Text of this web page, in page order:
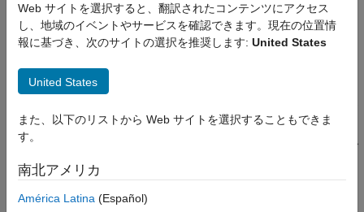
データのインポートと解析
データ探索
グラフィックス
プロットの作成
説明
タスクを開く
ライブ エディターでの可視化の対話的な作成と確認
説明
よび確認できます。可視化はカテゴリのリストから選択するか、
ワークスペース変数に基づくタスクの推奨に従います。このタス
化にラベルが追加されます。
このタスクを使用すると、次を行うことができます。
Web サイトを選択すると、翻訳されたコンテンツにアクセス
し、地域のイベントやサービスを確認できます。現在の位置情
報に基づき、次のサイトの選択を推奨します: United States
United States
また、以下のリストから Web サイトを選択することもできま
す。
南北アメリカ
América Latina (Español)